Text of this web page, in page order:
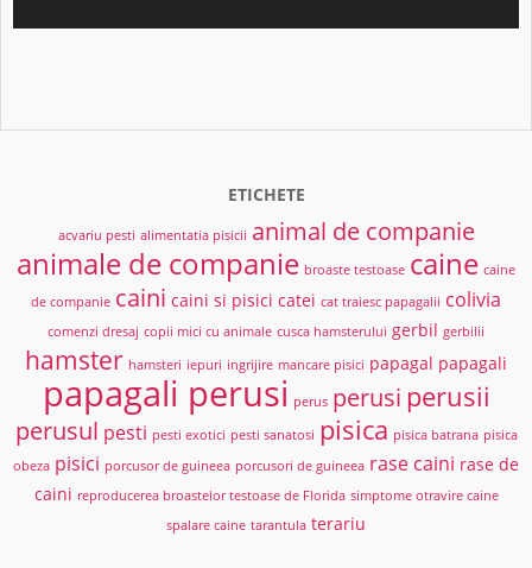
ETICHETE
acvariu pesti alimentatia pisicii animal de companie
animale de companie broaste testoase caine caine
de companie caini caini si pisici catei cat traiesc papagalii colivia
comenzi dresaj copii mici cu animale cusca hamsterului gerbil gerbilii
hamster hamsteri iepuri ingrijire mancare pisici papagal papagali
papagali perusi perus perusi perusii
perusul pesti pesti exotici pesti sanatosi pisica pisica batrana pisica
obeza pisici porcusor de guineea porcusori de guineea rase caini rase de
caini reproducerea broastelor testoase de Florida simptome otravire caine
spalare caine tarantula terariu